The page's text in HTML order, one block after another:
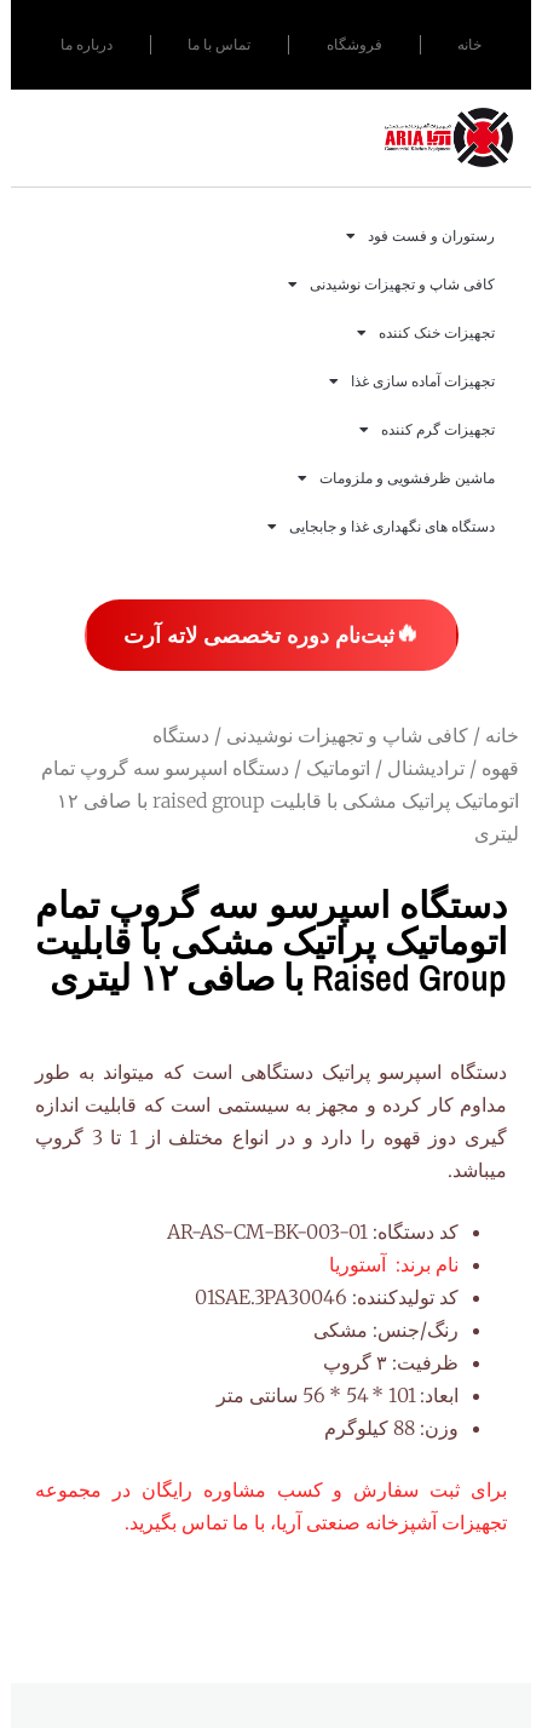
خانه فروشگاه تماس با ما درباره ما
رستوران و فست فود
کافی شاپ و تجهیزات نوشیدنی
تجهیزات خنک کننده
تجهیزات آماده سازی غذا
تجهیزات گرم کننده
ماشین ظرفشویی و ملزومات
دستگاه های نگهداری غذا و جابجایی
🔥ثبت‌نام دوره تخصصی لاته آرت
خانه / کافی شاپ و تجهیزات نوشیدنی / دستگاه
قهوه / ترادیشنال / اتوماتیک / دستگاه اسپرسو سه گروپ تمام
اتوماتیک پراتیک مشکی با قابلیت raised group با صافی ۱۲
لیتری
دستگاه اسپرسو سه گروپ تمام
اتوماتیک پراتیک مشکی با قابلیت
Raised Group با صافی ۱۲ لیتری
دستگاه اسپرسو پراتیک دستگاهی است که میتواند به طور
مداوم کار کرده و مجهز به سیستمی است که قابلیت اندازه
گیری دوز قهوه را دارد و در انواع مختلف از 1 تا 3 گروپ
میباشد.
کد دستگاه: AR-AS-CM-BK-003-01
نام برند: آستوریا
کد تولیدکننده: 01SAE.3PA30046
رنگ/جنس: مشکی
ظرفیت: ۳ گروپ
ابعاد:101 * 54 * 56 سانتی متر
وزن: 88 کیلوگرم
برای ثبت سفارش و کسب مشاوره رایگان در مجموعه
تجهیزات آشپزخانه صنعتی آریا، با ما تماس بگیرید.